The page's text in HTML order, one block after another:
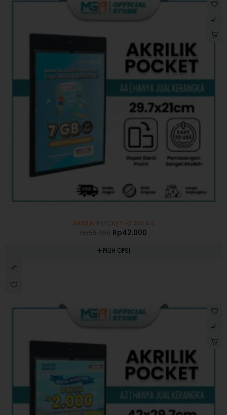
AKRILIK POCKET HITAM A4
Rp58.300 Rp42.000
PILIH OPSI